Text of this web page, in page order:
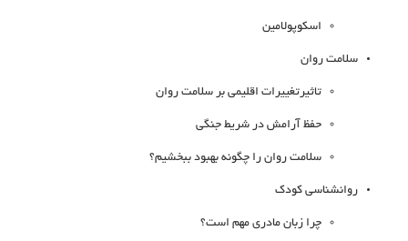
اسکوپولامین
سلامت روان
تاثیرتغییرات اقلیمی بر سلامت روان
حفظ آرامش در شریط جنگی
سلامت روان را چگونه بهبود ببخشیم؟
روانشناسی کودک
چرا زبان مادری مهم است؟